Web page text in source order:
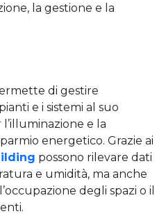
la gestione e la
di gestire
e i sistemi al suo
e la
energetico. Grazie ai
possono rilevare dati
e umidità, ma anche
degli spazi o il